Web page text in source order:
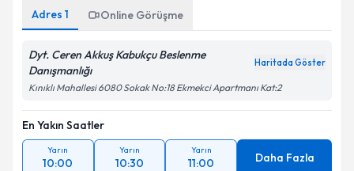
Adres 1 Online Görüşme
Dyt. Ceren Akkuş Kabukçu Beslenme
Danışmanlığı
Haritada Göster
Kınıklı Mahallesi 6080 Sokak No:18 Ekmekci Apartmanı Kat:2
En Yakın Saatler
Yarın
10:00
Yarın
10:30
Yarın
11:00 Daha Fazla